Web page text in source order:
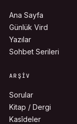
Ana Sayfa
Günlük Vird
Yazılar
Sohbet Serileri
ARŞIV
Sorular
Kitap / Dergi
Kasîdeler